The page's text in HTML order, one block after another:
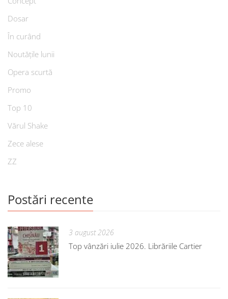
Dosar
În curând
Noutățile lunii
Opera scurtă
Promo
Top 10
Vărul Shake
Zece alese
ZZ
Postări recente
3 august 2026
Top vânzări iulie 2026. Librăriile Cartier